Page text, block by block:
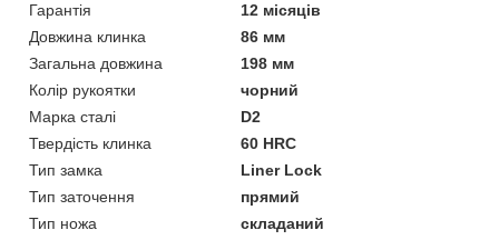
Гарантія
12 місяців
Довжина клинка
86 мм
Загальна довжина
198 мм
Колір рукоятки
чорний
Марка сталі
D2
Твердість клинка
60 HRC
Тип замка
Liner Lock
Тип заточення
прямий
Тип ножа
складаний